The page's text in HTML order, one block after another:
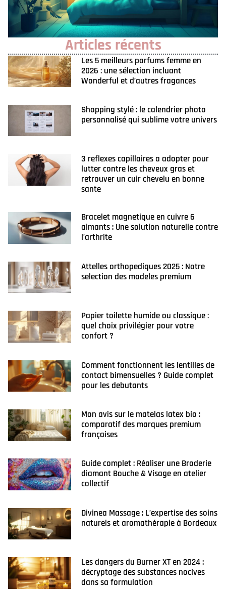
Articles récents
Les 5 meilleurs parfums femme en
2026 : une sélection incluant
Wonderful et d’autres fragances
Shopping stylé : le calendrier photo
personnalisé qui sublime votre univers
3 reflexes capillaires a adopter pour
lutter contre les cheveux gras et
retrouver un cuir chevelu en bonne
sante
Bracelet magnetique en cuivre 6
aimants : Une solution naturelle contre
l’arthrite
Attelles orthopediques 2025 : Notre
selection des modeles premium
Papier toilette humide ou classique :
quel choix privilégier pour votre
confort ?
Comment fonctionnent les lentilles de
contact bimensuelles ? Guide complet
pour les debutants
Mon avis sur le matelas latex bio :
comparatif des marques premium
françaises
Guide complet : Réaliser une Broderie
diamant Bouche & Visage en atelier
collectif
Divinea Massage : L’expertise des soins
naturels et aromathérapie à Bordeaux
Les dangers du Burner XT en 2024 :
décryptage des substances nocives
dans sa formulation